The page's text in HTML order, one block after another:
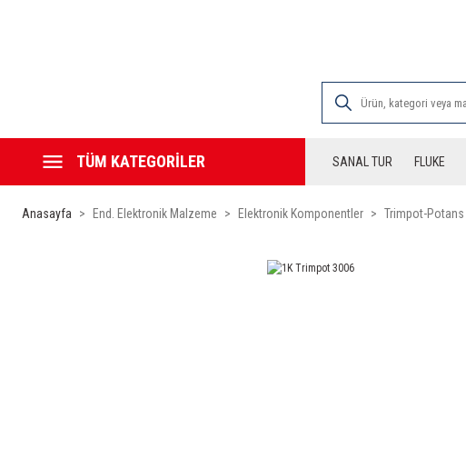
TÜM KATEGORİLER SANAL TUR FLUKE
Anasayfa End. Elektronik Malzeme Elektronik Komponentler Trimpot-Potans